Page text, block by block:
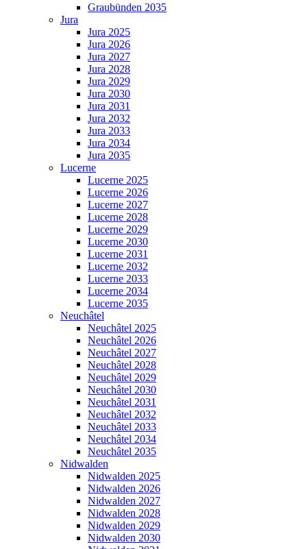
Graubünden 2035
Jura
Jura 2025
Jura 2026
Jura 2027
Jura 2028
Jura 2029
Jura 2030
Jura 2031
Jura 2032
Jura 2033
Jura 2034
Jura 2035
Lucerne
Lucerne 2025
Lucerne 2026
Lucerne 2027
Lucerne 2028
Lucerne 2029
Lucerne 2030
Lucerne 2031
Lucerne 2032
Lucerne 2033
Lucerne 2034
Lucerne 2035
Neuchâtel
Neuchâtel 2025
Neuchâtel 2026
Neuchâtel 2027
Neuchâtel 2028
Neuchâtel 2029
Neuchâtel 2030
Neuchâtel 2031
Neuchâtel 2032
Neuchâtel 2033
Neuchâtel 2034
Neuchâtel 2035
Nidwalden
Nidwalden 2025
Nidwalden 2026
Nidwalden 2027
Nidwalden 2028
Nidwalden 2029
Nidwalden 2030